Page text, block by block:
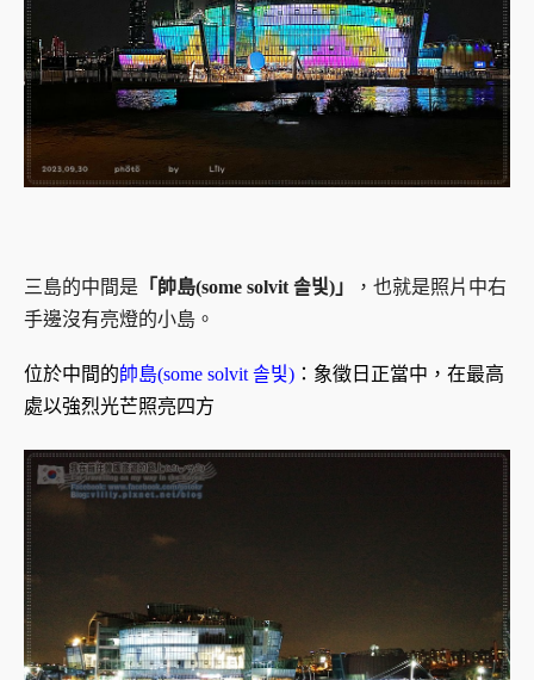
三島的中間是 「帥島(some solvit 솔빛)」
，也就是照片中右
手邊沒有亮燈的小島。
位於中間的帥島(some solvit 솔빛) ：象徵日正當中，在最高
處以強烈光芒照亮四方